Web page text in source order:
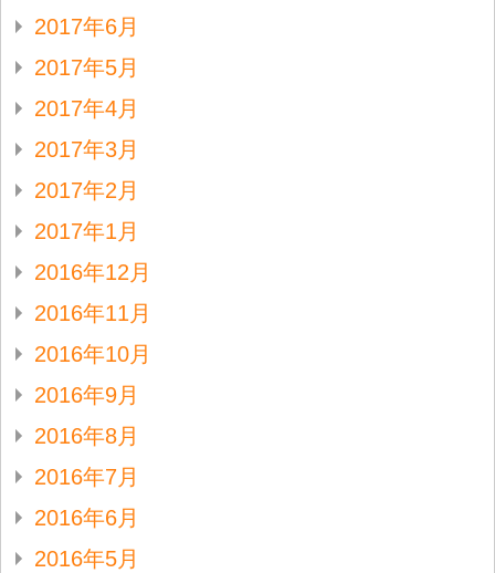
2017年6月
2017年5月
2017年4月
2017年3月
2017年2月
2017年1月
2016年12月
2016年11月
2016年10月
2016年9月
2016年8月
2016年7月
2016年6月
2016年5月